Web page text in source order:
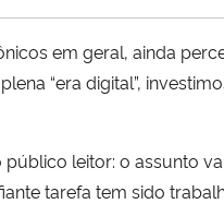
em geral, ainda
“era digital”,
leitor: o assunto
tarefa tem sido